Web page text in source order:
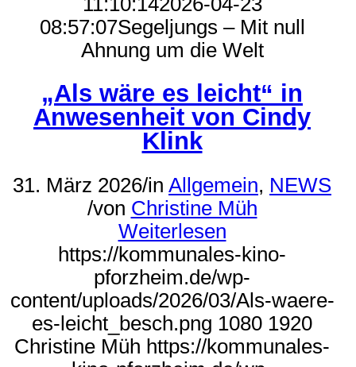
08:57:07Segeljungs – Mit null
Ahnung um die Welt
„Als wäre es leicht“ in
Anwesenheit von Cindy
Klink
31. März 2026/in Allgemein, NEWS
/von Christine Müh
Weiterlesen
https://kommunales-kino-
pforzheim.de/wp-
content/uploads/2026/03/Als-waere-
es-leicht_besch.png 1080 1920
Christine Müh https://kommunales-